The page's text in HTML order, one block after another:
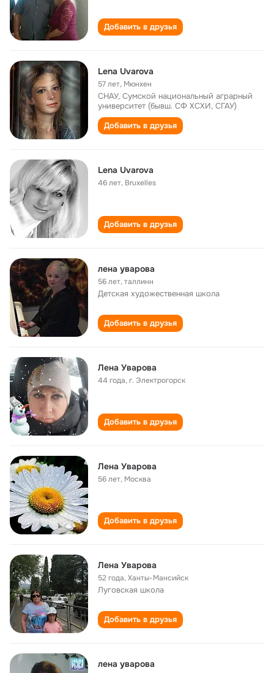
Добавить в друзья
Lena Uvarova
57 лет, Мюнхен
СНАУ, Сумской национальный аграрный
университет (бывш. СФ ХСХИ, СГАУ)
Добавить в друзья
Lena Uvarova
46 лет, Bruxelles
Добавить в друзья
лена уварова
56 лет,таллинн
Детская художественная школа
Добавить в друзья
Лена Уварова
44 года,г. Электрогорск
Добавить в друзья
Лена Уварова
56 лет, Москва
Добавить в друзья
Лена Уварова
52 года,Ханты-Мансийск
Луговская школа
Добавить в друзья
лена уварова